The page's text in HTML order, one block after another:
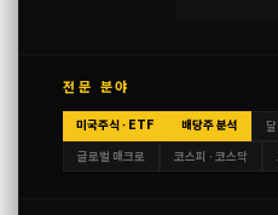
전문 분야
미국주식 · ETF 배당주 분석
글로벌 매크로 코스피 · 코스닥